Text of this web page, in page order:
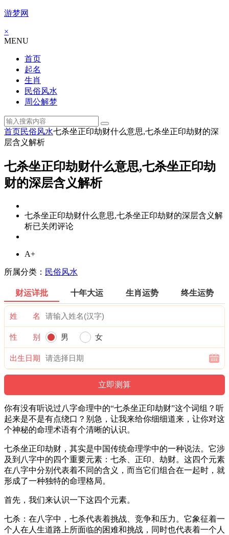
游梦网
×
MENU
首页
起名
生肖
民俗风水
周公解梦
首页民俗风水七杀坐正印劫财什么意思,七杀坐正印劫财的深
层含义解析
七杀坐正印劫财什么意思,七杀坐正印劫
财的深层含义解析
七杀坐正印劫财什么意思,七杀坐正印劫财的深层含义解
析已关闭评论
A+
所属分类： 民俗风水
财运详批 十年大运 生肖运势 终生运势
姓 名
性 别 男 女
出生日期
你有没有听说过八字命理中的“七杀坐正印劫财”这个词组？听
起来是不是有点绕口？别急，让我来给你细细道来，让你对这
个神秘的命理术语有个清晰的认识。
七杀坐正印劫财，其实是中国传统命理学中的一种说法。它涉
及到八字中的四个重要元素：七杀、正印、劫财。这四个元素
在八字中分别代表着不同的含义，而当它们组合在一起时，就
形成了一种独特的命理格局。
首先，我们来认识一下这四个元素。
七杀：在八字中，七杀代表着挑战、竞争和压力。它象征着一
个人在人生道路上所面临的困难和挑战，同时也代表着一个人